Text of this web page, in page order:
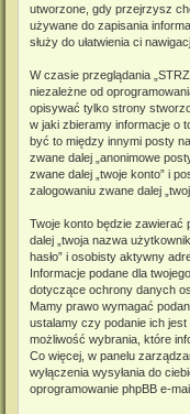
utworzone, gdy przejrzysz
używane do zapisania
służy do ułatwienia ci
W czasie przeglądania
niezależne od
opisywać tylko strony
w jaki zbieramy informacje o
być to między innymi posty
zwane dalej „anonimowe
zwane dalej „twoje konto” i
zalogowaniu zwane dalej
Twoje konto będzie zawierać
dalej „twoja nazwa
hasło” i osobisty aktywny
Informacje podane dla
dotyczące ochrony danych
Mamy prawo wymagać
ustalamy czy podanie ich
możliwość wybrania, które
Co więcej, w panelu
wyłączenia wysyłania do
oprogramowanie phpBB e-